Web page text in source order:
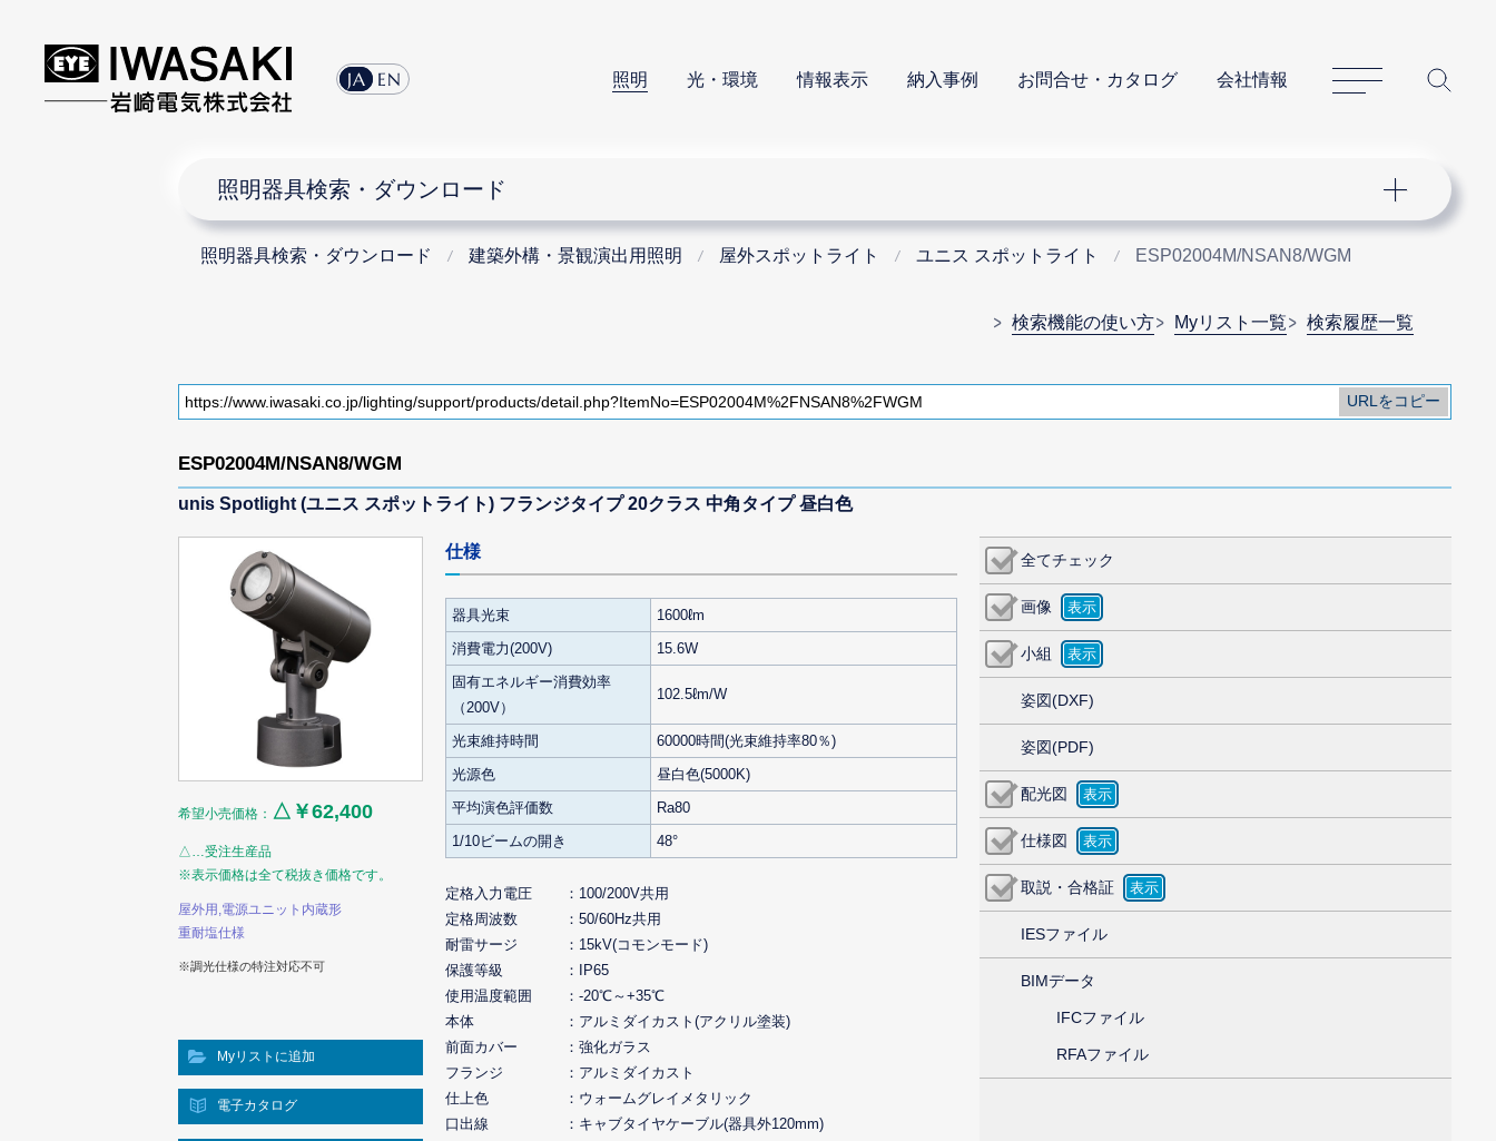
JA EN 照明 光・環境 情報表示 納入事例 お問合せ・カタログ 会社情報
サイトマップ
照明器具検索・ダウンロード
照明器具検索・ダウンロード 建築外構・景観演出用照明 屋外スポットライト ユニス スポットライト ESP02004M/NSAN8/WGM
検索機能の使い方 Myリスト一覧 検索履歴一覧
ESP02004M/NSAN8/WGM
unis Spotlight (ユニス スポットライト) フランジタイプ 20クラス 中角タイプ 昼白色
希望小売価格： △￥62,400
△…受注生産品
※表示価格は全て税抜き価格です。
屋外用,電源ユニット内蔵形
重耐塩仕様
※調光仕様の特注対応不可
Myリストに追加
電子カタログ
全てチェック
画像
小組
姿図(DXF)
姿図(PDF)
配光図
仕様図
取説・合格証
IESファイル
BIMデータ
IFCファイル
RFAファイル
仕様
器具光束
1600ℓm
消費電力(200V)
15.6W
固有エネルギー消費効率
（200V）
102.5ℓm/W
光束維持時間
60000時間(光束維持率80％)
光源色
昼白色(5000K)
平均演色評価数
Ra80
1/10ビームの開き
48°
定格入力電圧
100/200V共用
定格周波数
50/60Hz共用
耐雷サージ
15kV(コモンモード)
保護等級
IP65
使用温度範囲
-20℃～+35℃
本体
アルミダイカスト(アクリル塗装)
前面カバー
強化ガラス
フランジ
アルミダイカスト
仕上色
ウォームグレイメタリック
口出線
キャブタイヤケーブル(器具外120mm)